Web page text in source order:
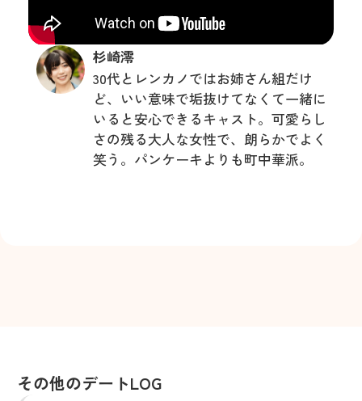
杉崎澪
30代とレンカノではお姉さん組だけ
ど、いい意味で垢抜けてなくて一緒に
いると安心できるキャスト。可愛らし
さの残る大人な女性で、朗らかでよく
笑う。パンケーキよりも町中華派。
その他のデートLOG